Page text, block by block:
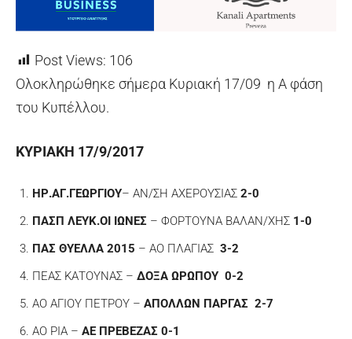
Post Views: 106
Ολοκληρώθηκε σήμερα Κυριακή 17/09 η Α φάση
του Κυπέλλου.
ΚΥΡΙΑΚΗ 17/9/2017
ΗΡ.ΑΓ.ΓΕΩΡΓΙΟΥ– ΑΝ/ΣΗ ΑΧΕΡΟΥΣΙΑΣ 2-0
ΠΑΣΠ ΛΕΥΚ.ΟΙ ΙΩΝΕΣ – ΦΟΡΤΟΥΝΑ ΒΑΛΑΝ/ΧΗΣ 1-0
ΠΑΣ ΘΥΕΛΛΑ 2015 – ΑΟ ΠΛΑΓΙΑΣ 3-2
ΠΕΑΣ ΚΑΤΟΥΝΑΣ – ΔΟΞΑ ΩΡΩΠΟΥ 0-2
ΑΟ ΑΓΙΟΥ ΠΕΤΡΟΥ – ΑΠΟΛΛΩΝ ΠΑΡΓΑΣ 2-7
ΑΟ ΡΙΑ – ΑΕ ΠΡΕΒΕΖΑΣ 0-1